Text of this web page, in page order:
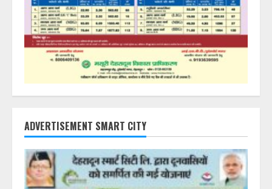
ADVERTISEMENT SMART CITY